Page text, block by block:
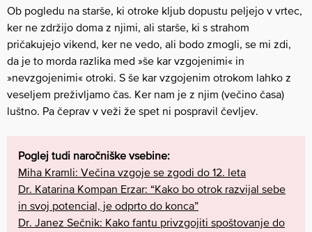
Ob pogledu na starše, ki otroke kljub dopustu peljejo v vrtec,
ker ne zdržijo doma z njimi, ali starše, ki s strahom
pričakujejo vikend, ker ne vedo, ali bodo zmogli, se mi zdi,
da je to morda razlika med »še kar vzgojenimi« in
»nevzgojenimi« otroki. S še kar vzgojenim otrokom lahko z
veseljem preživljamo čas. Ker nam je z njim (večino časa)
luštno. Pa čeprav v veži že spet ni pospravil čevljev.
Poglej tudi naročniške vsebine:
Miha Kramli: Večina vzgoje se zgodi do 12. leta
Dr. Katarina Kompan Erzar: “Kako bo otrok razvijal sebe
in svoj potencial, je odprto do konca”
Dr. Janez Sečnik: Kako fantu privzgojiti spoštovanje do